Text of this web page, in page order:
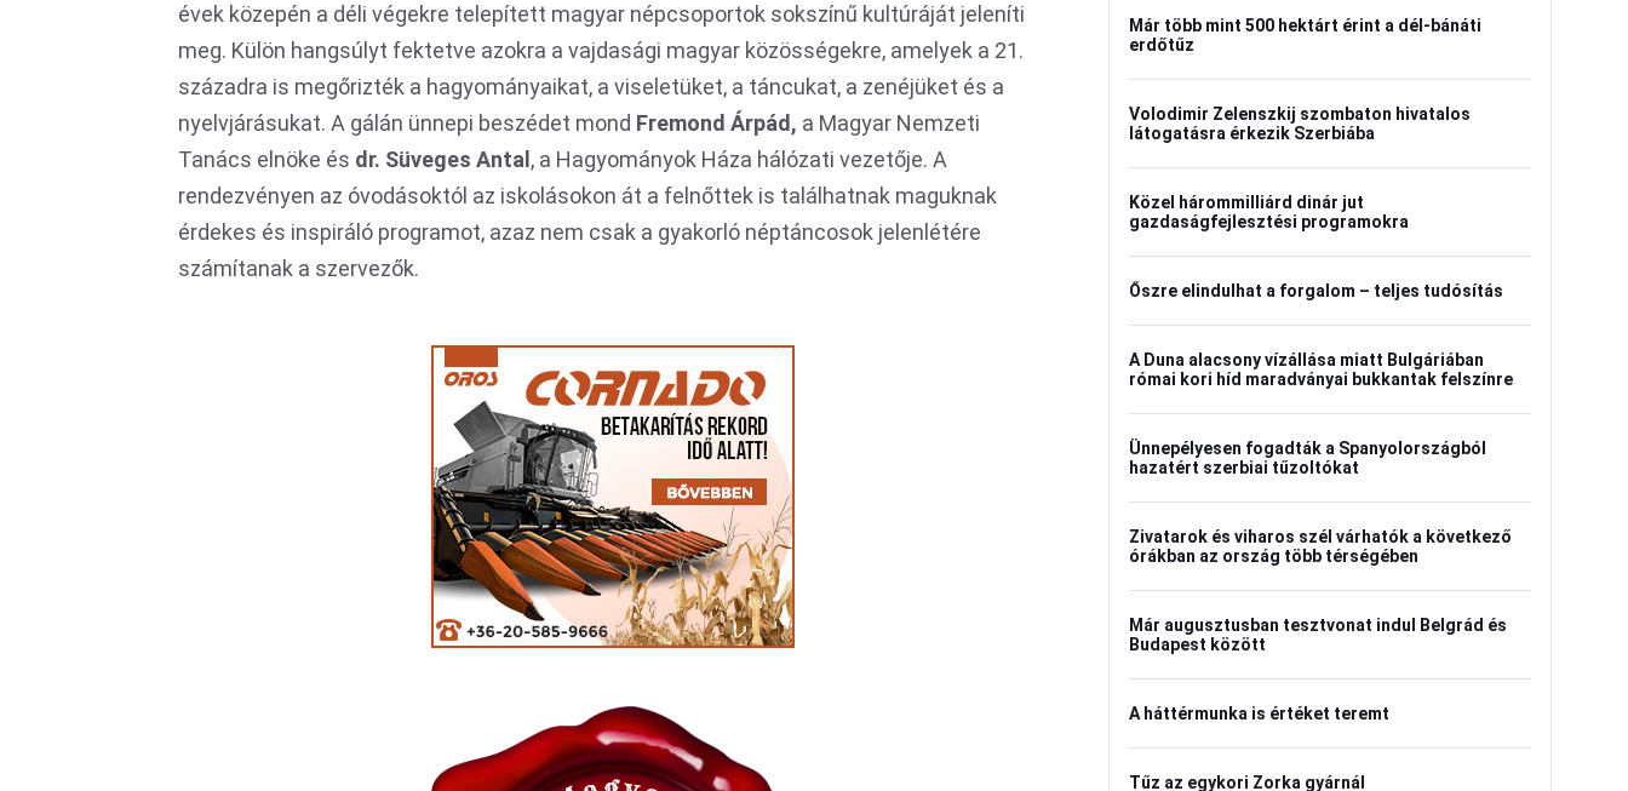
évek közepén a déli végekre telepített magyar népcsoportok sokszínű kultúráját jeleníti
meg. Külön hangsúlyt fektetve azokra a vajdasági magyar közösségekre, amelyek a 21.
századra is megőrizték a hagyományaikat, a viseletüket, a táncukat, a zenéjüket és a
nyelvjárásukat. A gálán ünnepi beszédet mond Fremond Árpád, a Magyar Nemzeti
Tanács elnöke és dr. Süveges Antal , a Hagyományok Háza hálózati vezetője. A
rendezvényen az óvodásoktól az iskolásokon át a felnőttek is találhatnak maguknak
érdekes és inspiráló programot, azaz nem csak a gyakorló néptáncosok jelenlétére
számítanak a szervezők.
Már több mint 500 hektárt érint a dél-bánáti
erdőtűz
Volodimir Zelenszkij szombaton hivatalos
látogatásra érkezik Szerbiába
Közel hárommilliárd dinár jut
gazdaságfejlesztési programokra
Őszre elindulhat a forgalom – teljes tudósítás
A Duna alacsony vízállása miatt Bulgáriában
római kori híd maradványai bukkantak felszínre
Ünnepélyesen fogadták a Spanyolországból
hazatért szerbiai tűzoltókat
Zivatarok és viharos szél várhatók a következő
órákban az ország több térségében
Már augusztusban tesztvonat indul Belgrád és
Budapest között
A háttérmunka is értéket teremt
Tűz az egykori Zorka gyárnál